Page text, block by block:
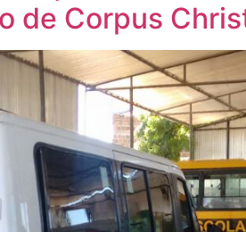
de Corpus